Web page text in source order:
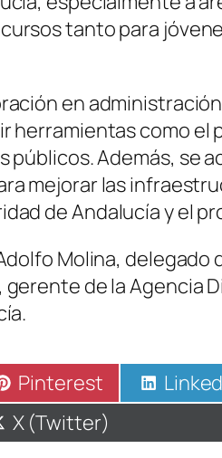
tanto para
en
como el
Además, se
mejorar las
de Andalucía y el
Molina, delegado
de la Agencia
Compartir
en
Pinterest
en
Compartir
en
X (Twitter)